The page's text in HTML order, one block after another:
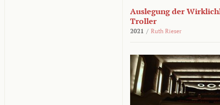
Auslegung der
Troller
2021 / Ruth Rieser